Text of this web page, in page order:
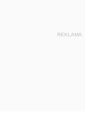
REKLAMA